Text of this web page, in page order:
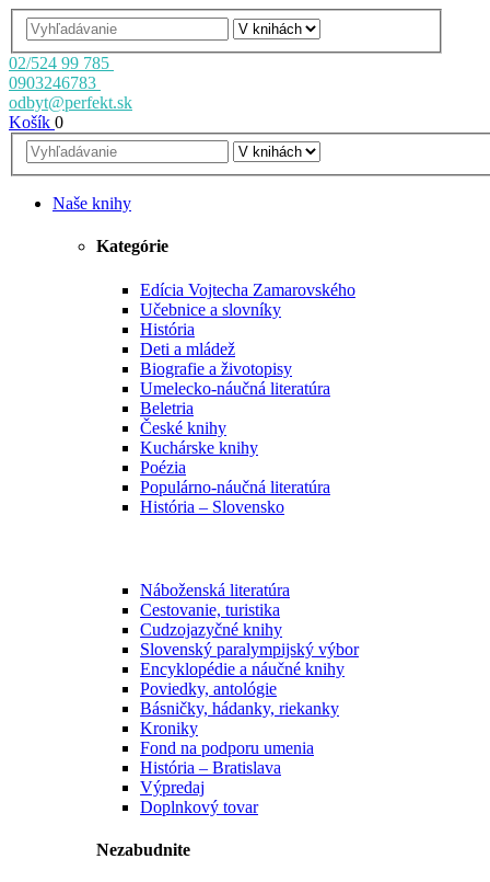
02/524 99 785
0903246783
odbyt@perfekt.sk
Košík 0
Naše knihy
Kategórie
Edícia Vojtecha Zamarovského
Učebnice a slovníky
História
Deti a mládež
Biografie a životopisy
Umelecko-náučná literatúra
Beletria
České knihy
Kuchárske knihy
Poézia
Populárno-náučná literatúra
História – Slovensko
Náboženská literatúra
Cestovanie, turistika
Cudzojazyčné knihy
Slovenský paralympijský výbor
Encyklopédie a náučné knihy
Poviedky, antológie
Básničky, hádanky, riekanky
Kroniky
Fond na podporu umenia
História – Bratislava
Výpredaj
Doplnkový tovar
Nezabudnite